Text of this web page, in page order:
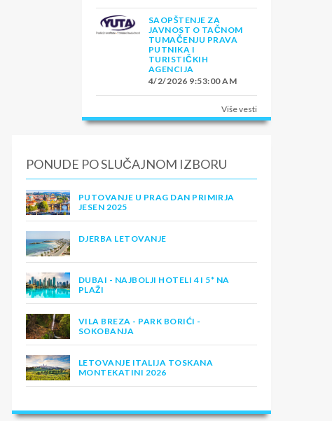
SAOPŠTENJE ZA
JAVNOST O TAČNOM
TUMAČENJU PRAVA
PUTNIKA I
TURISTIČKIH
AGENCIJA
4/2/2026 9:53:00 AM
Više vesti
PONUDE PO SLUČAJNOM IZBORU
PUTOVANJE U PRAG DAN PRIMIRJA
JESEN 2025
DJERBA LETOVANJE
DUBAI - NAJBOLJI HOTELI 4 I 5* NA
PLAŽI
VILA BREZA - PARK BORIĆI -
SOKOBANJA
LETOVANJE ITALIJA TOSKANA
MONTEKATINI 2026